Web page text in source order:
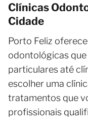
Clínicas
Cidade
Porto Feliz
odontológicas
particulares até
escolher uma
tratamentos que
profissionais